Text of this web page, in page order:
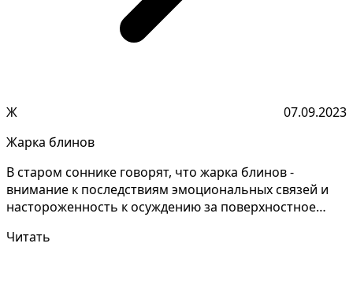
Ж
07.09.2023
Жарка блинов
В старом соннике говорят, что жарка блинов -
внимание к последствиям эмоциональных связей и
настороженность к осуждению за поверхностное
Читать